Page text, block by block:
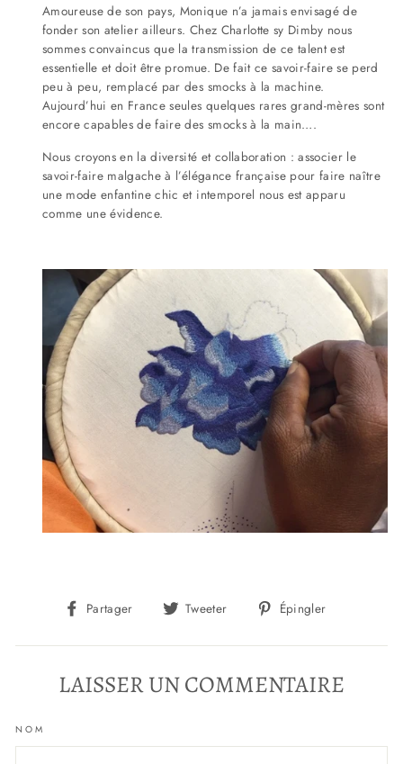
Amoureuse de son pays, Monique n’a jamais envisagé de
fonder son atelier ailleurs. Chez Charlotte sy Dimby nous
sommes convaincus que la transmission de ce talent est
essentielle et doit être promue. De fait ce savoir-faire se perd
peu à peu, remplacé par des smocks à la machine.
Aujourd’hui en France seules quelques rares grand-mères sont
encore capables de faire des smocks à la main….
Nous croyons en la diversité et collaboration : associer le
savoir-faire malgache à l’élégance française pour faire naître
une mode enfantine chic et intemporel nous est apparu
comme une évidence.
Partager
Partager
Facebook
Tweeter
Tweeter
Twitter
Épingler
Pinterest
LAISSER UN COMMENTAIRE
NOM